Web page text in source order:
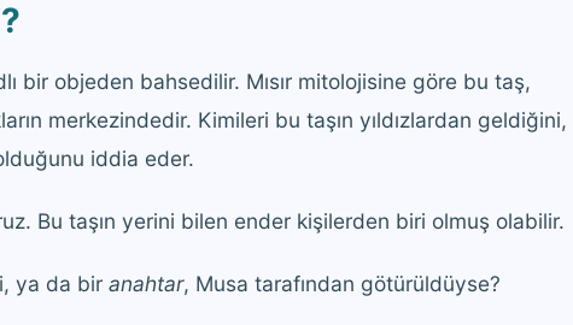
bir objeden bahsedilir. Mısır mitolojisine göre bu taş,
merkezindedir. Kimileri bu taşın yıldızlardan geldiğini,
iddia eder.
Bu taşın yerini bilen ender kişilerden biri olmuş olabilir.
ya da bir anahtar, Musa tarafından götürüldüyse?